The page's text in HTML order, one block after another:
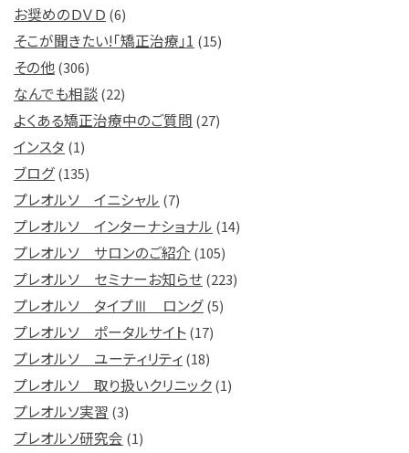
お奨めのＤＶＤ (6)
そこが聞きたい!「矯正治療」1 (15)
その他(306)
なんでも相談(22)
よくある矯正治療中のご質問 (27)
インスタ (1)
ブログ(135)
プレオルソ イニシャル (7)
プレオルソ インターナショナル (14)
プレオルソ サロンのご紹介 (105)
プレオルソ セミナーお知らせ(223)
プレオルソ タイプⅢ ロング(5)
プレオルソ ポータルサイト(17)
プレオルソ ユーティリティ(18)
プレオルソ 取り扱いクリニック(1)
プレオルソ実習 (3)
プレオルソ研究会 (1)